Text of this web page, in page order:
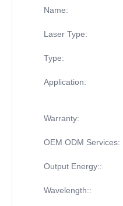
Name:
Laser Type:
Type:
Application:
Warranty:
OEM ODM Services:
Output Energy::
Wavelength::